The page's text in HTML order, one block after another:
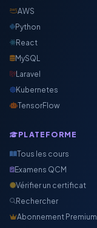
AWS
Python
React
MySQL
Laravel
Kubernetes
TensorFlow
PLATEFORME
Tous les cours
Examens QCM
Vérifier un certificat
Rechercher
Abonnement Premium